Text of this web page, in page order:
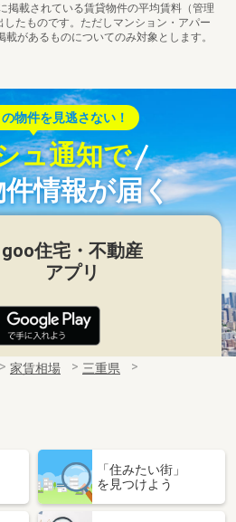
掲載されている賃貸物件の平均賃料（管理
たものです。ただしマンション・アパー
があるものについてのみ対象とします。
物件を見逃さない！
ュ通知で
情報が届く
goo住宅・不動産
アプリ
家賃相場
三重県
「住みたい街」
を見つけよう